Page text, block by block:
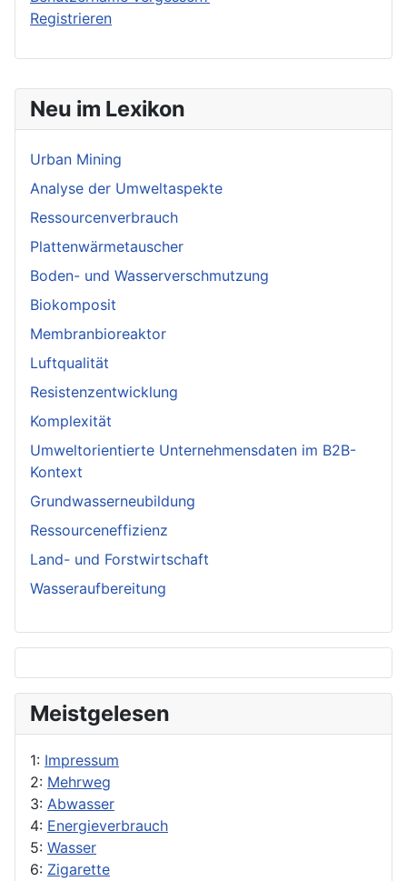
Neu im Lexikon
Urban Mining
Analyse der Umweltaspekte
Ressourcenverbrauch
Plattenwärmetauscher
Boden- und Wasserverschmutzung
Biokomposit
Membranbioreaktor
Luftqualität
Resistenzentwicklung
Komplexität
Umweltorientierte Unternehmensdaten im B2B-
Kontext
Grundwasserneubildung
Ressourceneffizienz
Land- und Forstwirtschaft
Wasseraufbereitung
Meistgelesen
1: Impressum
2: Mehrweg
3: Abwasser
4: Energieverbrauch
5: Wasser
6: Zigarette
Registrieren